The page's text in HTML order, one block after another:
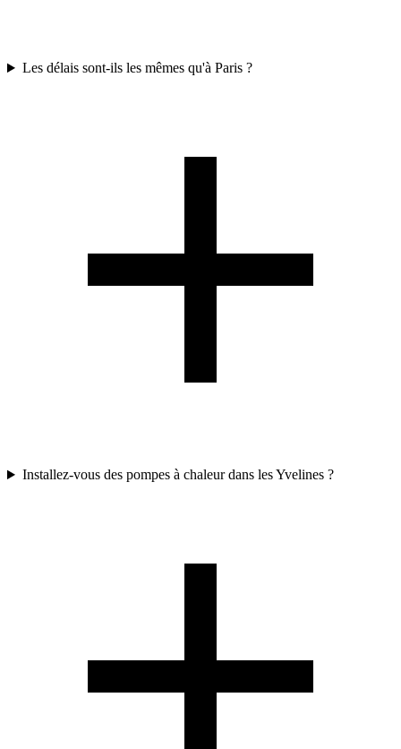
Les délais sont-ils les mêmes qu'à Paris ?
Installez-vous des pompes à chaleur dans les Yvelines ?